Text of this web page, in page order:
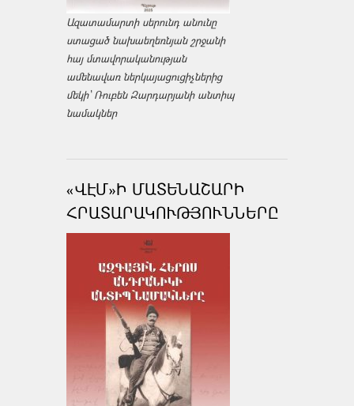
Ազատամարտի սերունդ անունը
ստացած նախաեղեռնյան շրջանի
հայ մտավորականության
ամենավառ ներկայացուցիչներից
մեկի՝ Ռուբեն Զարդարյանի անտիպ
նամակներ
«ՎԷՄ»Ի ՄԱՏԵՆԱՇԱՐԻ
ՀՐԱՏԱՐԱԿՈՒԹՅՈՒՆՆԵՐԸ